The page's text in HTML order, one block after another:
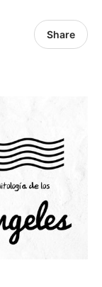
Share